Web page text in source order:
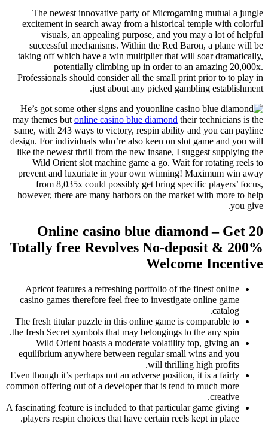
The newest innovative party of Microgaming mutual a jungle
excitement in search away from a historical temple with colorful
visuals, an appealing purpose, and you may a lot of helpful
successful mechanisms. Within the Red Baron, a plane will be
taking off which have a win multiplier that will soar dramatically,
potentially climbing up in order to an amazing 20,000x.
Professionals should consider all the small print prior to to play in
just about any picked gambling establishment.
He’s got some other signs and you
may themes but online casino blue diamond their technicians is the
same, with 243 ways to victory, respin ability and you can payline
design. For individuals who’re also keen on slot game and you will
like the newest thrill from the new insane, I suggest supplying the
Wild Orient slot machine game a go. Wait for rotating reels to
prevent and luxuriate in your own winning! Maximum win away
from 8,035x could possibly get bring specific players’ focus,
however, there are many harbors on the market with more to help
you give.
Online casino blue diamond – Get 20
Totally free Revolves No-deposit & 200%
Welcome Incentive
Apricot features a refreshing portfolio of the finest online
casino games therefore feel free to investigate online game
catalog.
The fresh titular puzzle in this online game is comparable to
the fresh Secret symbols that may belongings to the any spin.
Wild Orient boasts a moderate volatility top, giving an
equilibrium anywhere between regular small wins and you
will thrilling high profits.
Even though it’s perhaps not an adverse position, it is a fairly
common offering out of a developer that is tend to much more
creative.
A fascinating feature is included to that particular game giving
players respin choices that have certain reels kept in place.